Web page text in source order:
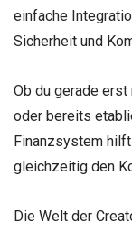
einfache
Sicherheit und
Ob du gerade
oder bereits
Finanzsystem
gleichzeitig den
Die Welt der